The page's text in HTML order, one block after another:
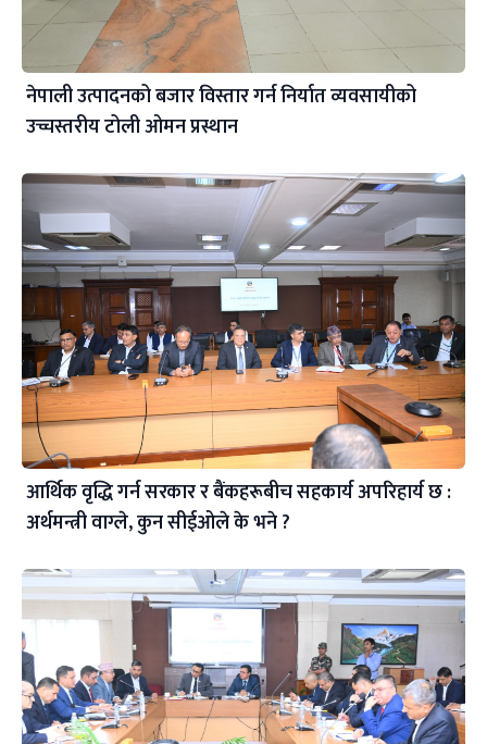
नेपाली उत्पादनको बजार विस्तार गर्न निर्यात व्यवसायीको
उच्चस्तरीय टोली ओमन प्रस्थान
आर्थिक वृद्धि गर्न सरकार र बैंकहरूबीच सहकार्य अपरिहार्य छ :
अर्थमन्त्री वाग्ले, कुन सीईओले के भने ?